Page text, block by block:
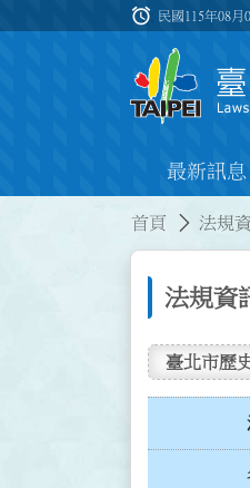
:::
alarm 民國115年08
最新訊息
首頁 法規
法規資
臺北市歷